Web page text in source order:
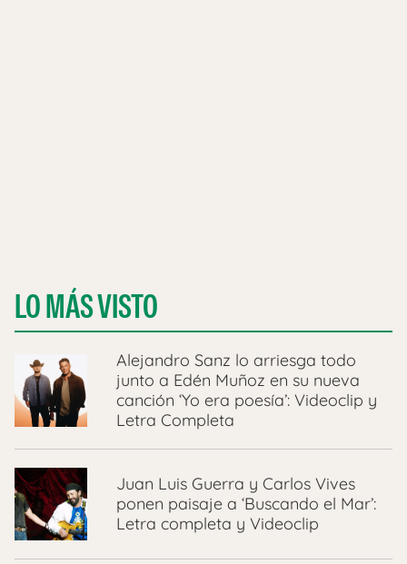
LO MÁS VISTO
Alejandro Sanz lo arriesga todo
junto a Edén Muñoz en su nueva
canción ‘Yo era poesía’: Videoclip y
Letra Completa
Juan Luis Guerra y Carlos Vives
ponen paisaje a ‘Buscando el Mar’:
Letra completa y Videoclip